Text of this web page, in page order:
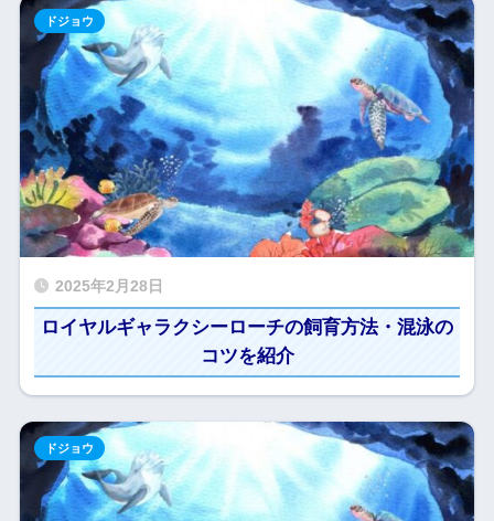
2025年2月28日
ロイヤルギャラクシーローチの飼育方法・混泳の
コツを紹介
ドジョウ
ドジョウ